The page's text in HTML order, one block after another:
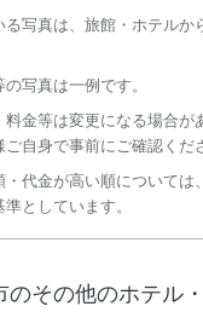
る写真は、旅館・ホテルか
写真は一例です。
料金等は変更になる場合が
自身で事前にご確認くだ
・代金が高い順については
としています。
のその他のホテル